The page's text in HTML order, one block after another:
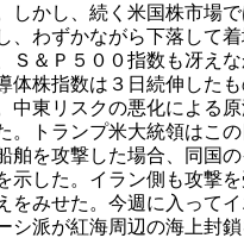
しかし、続く米国株市場
、わずかながら下落して
Ｓ＆Ｐ５００指数も冴え
体株指数は３日続伸した
中東リスクの悪化による
。トランプ米大統領はこ
舶を攻撃した場合、同国
示した。イラン側も攻撃
をみせた。今週に入って
シ派が紅海周辺の海上封